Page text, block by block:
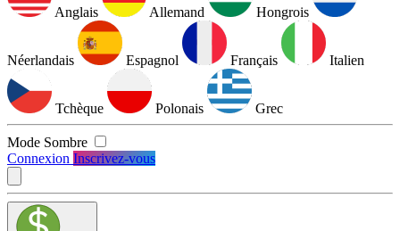
Anglais Allemand Hongrois
Néerlandais Espagnol Français Italien
Tchèque Polonais Grec
Mode Sombre
Connexion Inscrivez-vous